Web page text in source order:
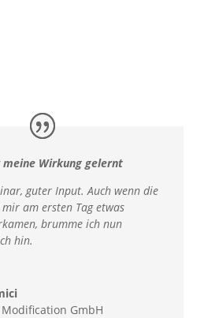
meine Wirkung gelernt
guter Input. Auch wenn die
am ersten Tag etwas
brumme ich nun
hin.
GmbH